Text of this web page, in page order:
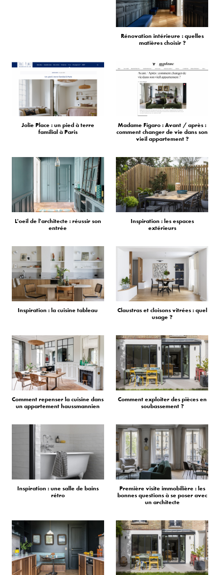
Rénovation intérieure : quelles
matières choisir ?
Jolie Place : un pied à terre
familial à Paris
Madame Figaro : Avant / après :
comment changer de vie dans son
vieil appartement ?
L'oeil de l'architecte : réussir son
entrée
Inspiration : les espaces
extérieurs
Inspiration : la cuisine tableau
Claustras et cloisons vitrées : quel
usage ?
Comment repenser la cuisine dans
un appartement haussmannien
Comment exploiter des pièces en
soubassement ?
Inspiration : une salle de bains
rétro
Première visite immobilière : les
bonnes questions à se poser avec
un architecte